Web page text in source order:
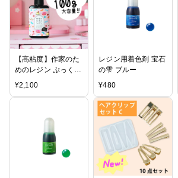
【高粘度】作家のた
めのレジン ぷっくり
レジン 100g
¥2,100
レジン用着色剤 宝石
の雫 ブルー
¥480